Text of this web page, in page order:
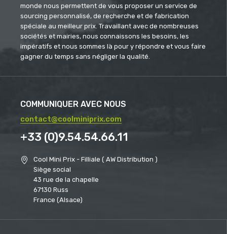
monde nous permettent de vous proposer un service de
sourcing personnalisé, de recherche et de fabrication
spéciale au meilleur prix. Travaillant avec de nombreuses
sociétés et mairies, nous connaissons les besoins, les
impératifs et nous sommes là pour y répondre et vous faire
gagner du temps sans négliger la qualité.
COMMUNIQUER AVEC NOUS
contact@coolminiprix.com
+33 (0)9.54.54.66.11
Cool Mini Prix - Filliale ( AW Distribution )
Siège social
43 rue de la chapelle
67130 Russ
France (Alsace)